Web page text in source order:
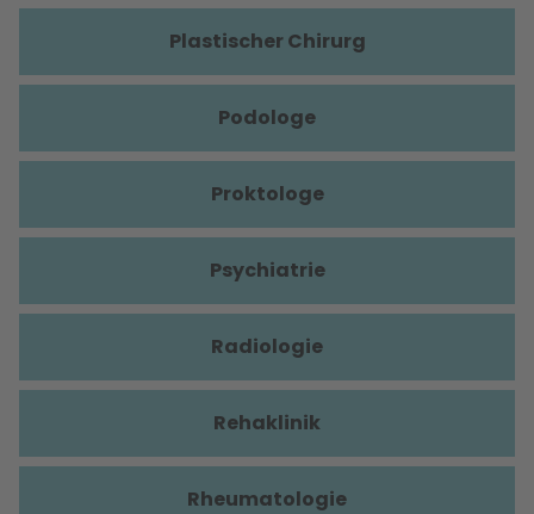
Plastischer Chirurg
Podologe
Proktologe
Psychiatrie
Radiologie
Rehaklinik
Rheumatologie